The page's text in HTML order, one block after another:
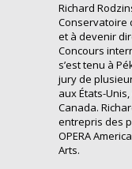
Richard
Conservatoire
et à devenir
Concours
s’est tenu à
jury de
aux États-
Canada.
entrepris des
OPERA
Arts.